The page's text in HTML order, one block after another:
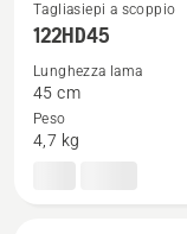
Vedi
maggiori
dettagli
122HD45
Tagliasiepi a scoppio
122HD45
Lunghezza lama
45 cm
Peso
4,7 kg